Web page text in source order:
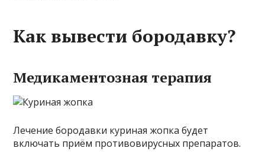
Как вывести бородавку?
Медикаментозная терапия
Лечение бородавки куриная жопка будет
включать приём противовирусных препаратов.